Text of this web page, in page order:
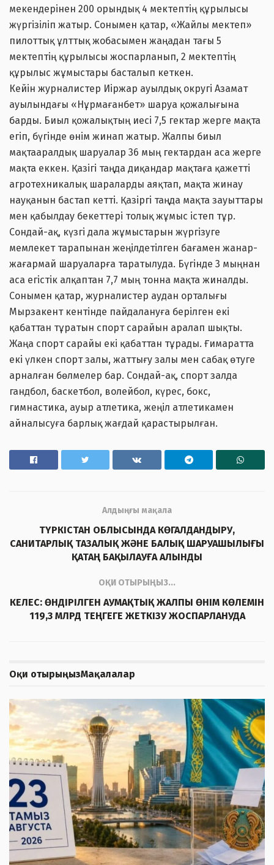
мекендерінен 200 орындық 4 мектептің құрылысы
жүргізіліп жатыр. Сонымен қатар, «Жайлы мектеп»
пилоттық ұлттық жобасымен жаңадан тағы 5
мектептің құрылысы жоспарланып, 2 мектептің
құрылыс жұмыстары басталып кеткен.
Кейін журналистер Иіржар ауылдық округі Азамат
ауылындағы «Нұрмағанбет» шаруа қожалығына
барды. Биыл қожалықтың иесі 7,5 гектар жерге мақта
егіп, бүгінде өнім жинап жатыр. Жалпы биыл
мақтааралдық шаруалар 36 мың гектардан аса жерге
мақта еккен. Қазігі таңда диқандар мақтаға қажетті
агротехникалық шараларды аяқтап, мақта жинау
науқанын бастап кетті. Қазіргі таңда мақта зауыттары
мен қабылдау бекеттері толық жұмыс істеп тұр.
Сондай-ақ, күзгі дала жұмыстарын жүргізуге
мемлекет тарапынан жеңілдетілген бағамен жанар-
жағармай шаруаларға таратылуда. Бүгінде 3 мыңнан
аса егістік алқаптан 7,7 мың тонна мақта жиналды.
Сонымен қатар, журналистер аудан орталығы
Мырзакент кентінде пайдалануға берілген екі
қабаттан тұратын спорт сарайын аралап шықты.
Жаңа спорт сарайы екі қабаттан тұрады. Ғимаратта
екі үлкен спорт залы, жаттығу залы мен сабақ өтуге
арналған бөлмелер бар. Сондай-ақ, спорт залда
гандбол, баскетбол, волейбол, күрес, бокс,
гимнастика, ауыр атлетика, жеңіл атлетикамен
айналысуға барлық жағдай қарастырылған.
Алдыңғы мақала
ТҮРКІСТАН ОБЛЫСЫНДА КӨГАЛДАНДЫРУ,
САНИТАРЛЫҚ ТАЗАЛЫҚ ЖӘНЕ БАЛЫҚ ШАРУАШЫЛЫҒЫ
ҚАТАҢ БАҚЫЛАУҒА АЛЫНДЫ
ОҚИ ОТЫРЫҢЫЗ...
КЕЛЕС: ӨНДІРІЛГЕН АУМАҚТЫҚ ЖАЛПЫ ӨНІМ КӨЛЕМІН
119,3 МЛРД ТЕҢГЕГЕ ЖЕТКІЗУ ЖОСПАРЛАНУДА
Оқи отырыңызМақалалар